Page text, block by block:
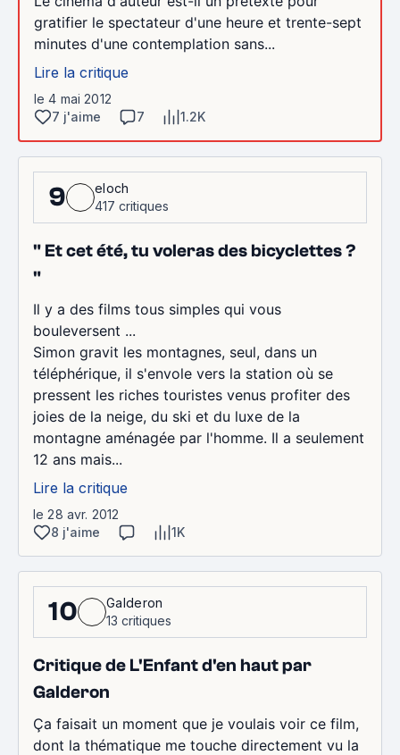
gratifier le spectateur d'une heure et trente-sept
minutes d'une contemplation sans...
Lire la critique
le 4 mai 2012
7 j'aime
7 1.2K
9
eloch
417 critiques
" Et cet été, tu voleras des bicyclettes ?
"
Il y a des films tous simples qui vous
bouleversent ...
Simon gravit les montagnes, seul, dans un
téléphérique, il s'envole vers la station où se
pressent les riches touristes venus profiter des
joies de la neige, du ski et du luxe de la
montagne aménagée par l'homme. Il a seulement
12 ans mais...
Lire la critique
le 28 avr. 2012
8 j'aime
1K
10
Galderon
13 critiques
Critique de L'Enfant d'en haut par
Galderon
Ça faisait un moment que je voulais voir ce film,
dont la thématique me touche directement vu la